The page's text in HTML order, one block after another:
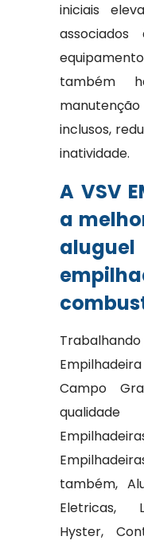
iniciais
também
inclusos,
inatividade.
A VSV
a
Campo
também,
Eletricas,
Hyster,